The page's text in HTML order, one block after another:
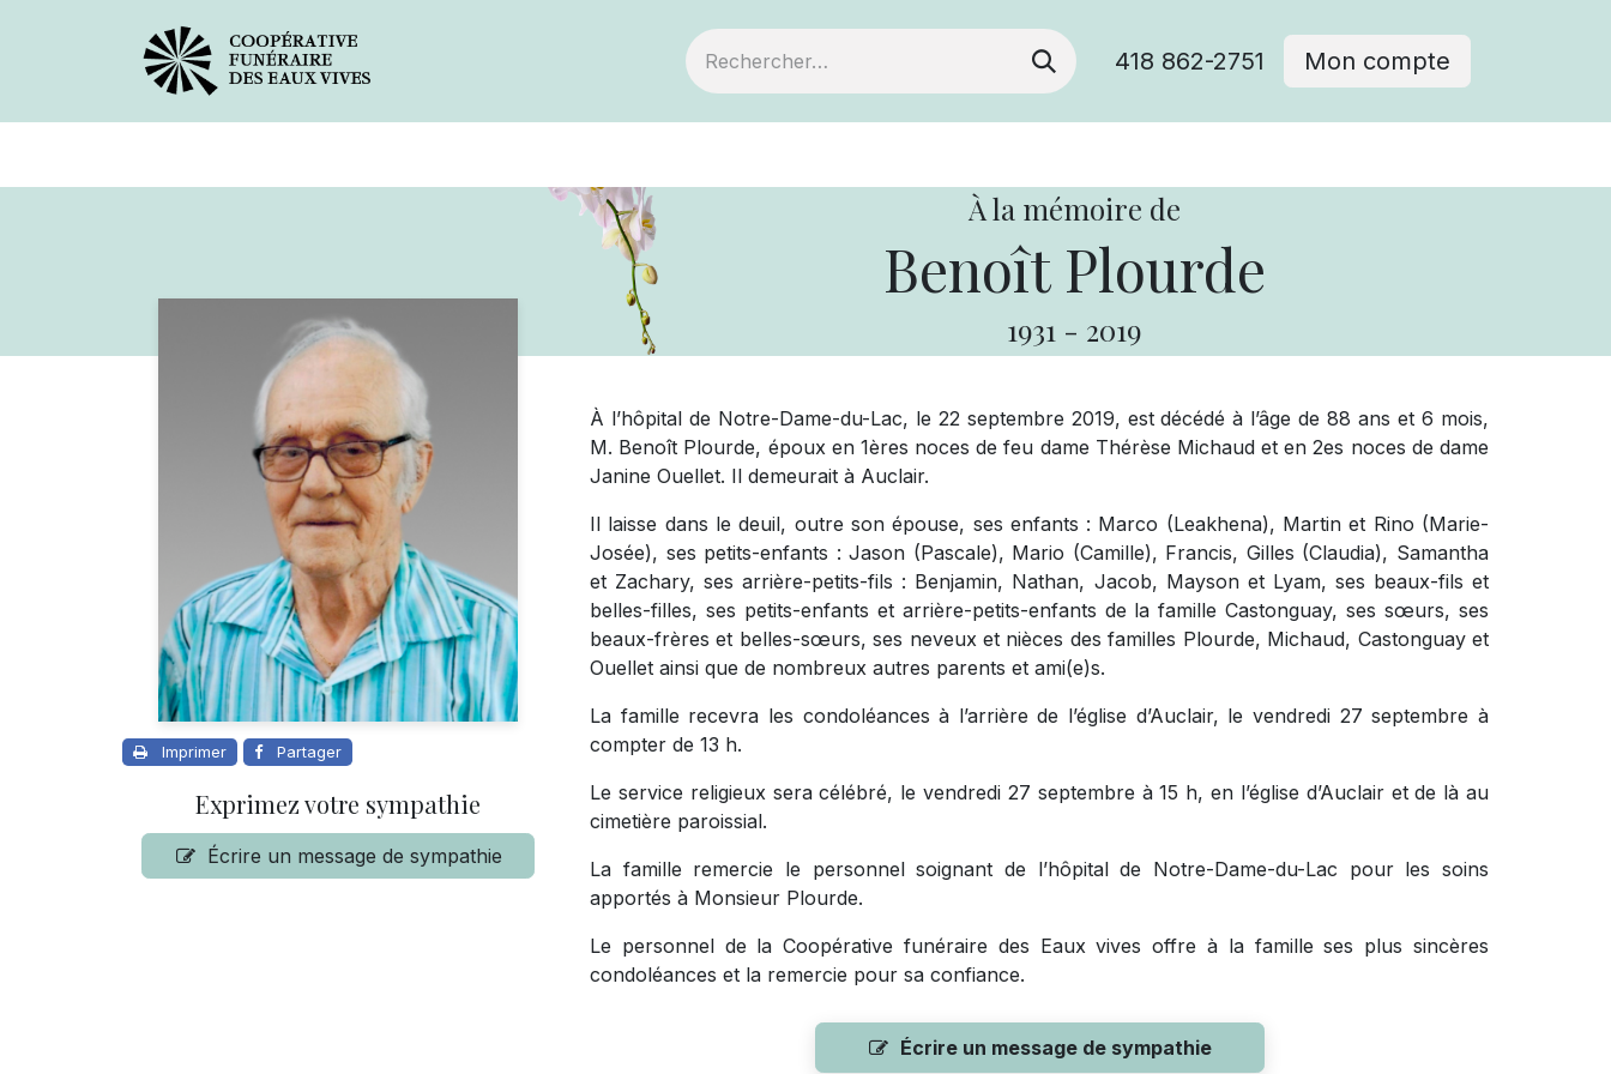
418 862-2751 Mon compte
À la mémoire de
Benoît Plourde
1931 - 2019
Imprimer Partager
Exprimez votre sympathie
Écrire un message de sympathie
À l’hôpital de Notre-Dame-du-Lac, le 22 septembre 2019, est décédé à l’âge de 88 ans et 6 mois,
M. Benoît Plourde, époux en 1ères noces de feu dame Thérèse Michaud et en 2es noces de dame
Janine Ouellet. Il demeurait à Auclair.
Il laisse dans le deuil, outre son épouse, ses enfants : Marco (Leakhena), Martin et Rino (Marie-
Josée), ses petits-enfants : Jason (Pascale), Mario (Camille), Francis, Gilles (Claudia), Samantha
et Zachary, ses arrière-petits-fils : Benjamin, Nathan, Jacob, Mayson et Lyam, ses beaux-fils et
belles-filles, ses petits-enfants et arrière-petits-enfants de la famille Castonguay, ses sœurs, ses
beaux-frères et belles-sœurs, ses neveux et nièces des familles Plourde, Michaud, Castonguay et
Ouellet ainsi que de nombreux autres parents et ami(e)s.
La famille recevra les condoléances à l’arrière de l’église d’Auclair, le vendredi 27 septembre à
compter de 13 h.
Le service religieux sera célébré, le vendredi 27 septembre à 15 h, en l’église d’Auclair et de là au
cimetière paroissial.
La famille remercie le personnel soignant de l’hôpital de Notre-Dame-du-Lac pour les soins
apportés à Monsieur Plourde.
Le personnel de la Coopérative funéraire des Eaux vives offre à la famille ses plus sincères
condoléances et la remercie pour sa confiance.
Écrire un message de sympathie